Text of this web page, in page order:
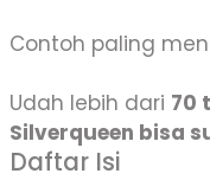
Contoh paling
Udah lebih dari 70
Silverqueen bisa
Daftar Isi